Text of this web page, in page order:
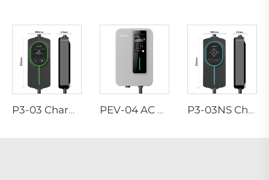
P3-03 Chargeur EV portable PEV-04 AC EV WALLBOX P3-03NS Chargeur EV portable